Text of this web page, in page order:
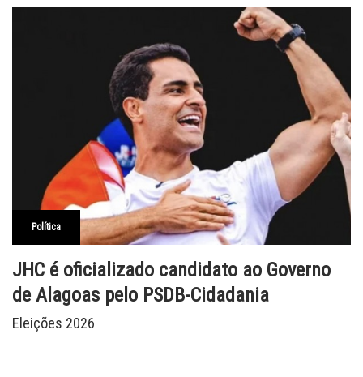
Política
JHC é oficializado candidato ao Governo
de Alagoas pelo PSDB-Cidadania
Eleições 2026